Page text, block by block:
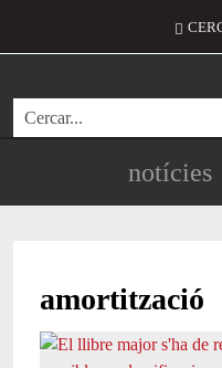
Cerca
notícies
amortització